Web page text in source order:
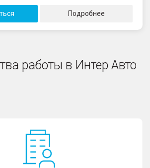
Подробнее
работы в Интер Авто